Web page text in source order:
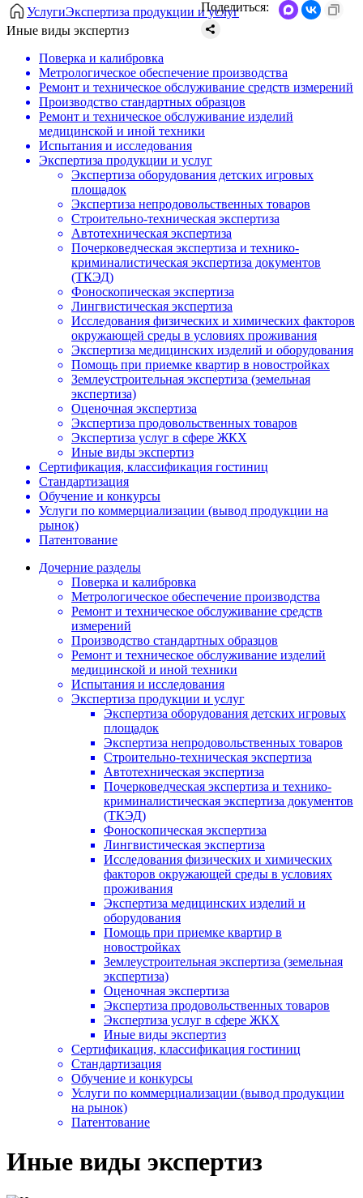
УслугиЭкспертиза продукции и услуг
Иные виды экспертиз
Поделиться:
Поверка и калибровка
Метрологическое обеспечение производства
Ремонт и техническое обслуживание средств измерений
Производство стандартных образцов
Ремонт и техническое обслуживание изделий
медицинской и иной техники
Испытания и исследования
Экспертиза продукции и услуг
Экспертиза оборудования детских игровых
площадок
Экспертиза непродовольственных товаров
Строительно-техническая экспертиза
Автотехническая экспертиза
Почерковедческая экспертиза и технико-
криминалистическая экспертиза документов
(ТКЭД)
Фоноскопическая экспертиза
Лингвистическая экспертиза
Исследования физических и химических факторов
окружающей среды в условиях проживания
Экспертиза медицинских изделий и оборудования
Помощь при приемке квартир в новостройках
Землеустроительная экспертиза (земельная
экспертиза)
Оценочная экспертиза
Экспертиза продовольственных товаров
Экспертиза услуг в сфере ЖКХ
Иные виды экспертиз
Сертификация, классификация гостиниц
Стандартизация
Обучение и конкурсы
Услуги по коммерциализации (вывод продукции на
рынок)
Патентование
Дочерние разделы
Поверка и калибровка
Метрологическое обеспечение производства
Ремонт и техническое обслуживание средств
измерений
Производство стандартных образцов
Ремонт и техническое обслуживание изделий
медицинской и иной техники
Испытания и исследования
Экспертиза продукции и услуг
Экспертиза оборудования детских игровых
площадок
Экспертиза непродовольственных товаров
Строительно-техническая экспертиза
Автотехническая экспертиза
Почерковедческая экспертиза и технико-
криминалистическая экспертиза документов
(ТКЭД)
Фоноскопическая экспертиза
Лингвистическая экспертиза
Исследования физических и химических
факторов окружающей среды в условиях
проживания
Экспертиза медицинских изделий и
оборудования
Помощь при приемке квартир в
новостройках
Землеустроительная экспертиза (земельная
экспертиза)
Оценочная экспертиза
Экспертиза продовольственных товаров
Экспертиза услуг в сфере ЖКХ
Иные виды экспертиз
Сертификация, классификация гостиниц
Стандартизация
Обучение и конкурсы
Услуги по коммерциализации (вывод продукции
на рынок)
Патентование
Иные виды экспертиз